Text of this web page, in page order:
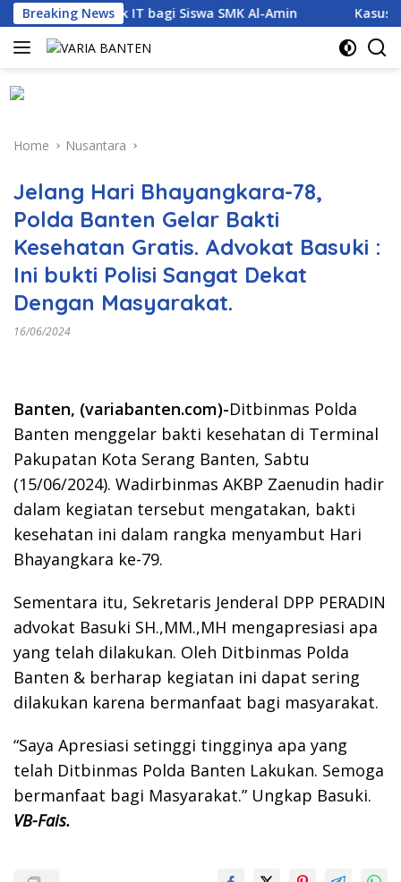
Skip
to
content
Breaking News
Proyek IT bagi Siswa SMK Al-Amin Kasus
Home Nusantara
Jelang Hari Bhayangkara-78,
Polda Banten Gelar Bakti
Kesehatan Gratis. Advokat Basuki :
Ini bukti Polisi Sangat Dekat
Dengan Masyarakat.
16/06/2024
Banten, (variabanten.com)-Ditbinmas Polda
Banten menggelar bakti kesehatan di Terminal
Pakupatan Kota Serang Banten, Sabtu
(15/06/2024). Wadirbinmas AKBP Zaenudin hadir
dalam kegiatan tersebut mengatakan, bakti
kesehatan ini dalam rangka menyambut Hari
Bhayangkara ke-79.
Sementara itu, Sekretaris Jenderal DPP PERADIN
advokat Basuki SH.,MM.,MH mengapresiasi apa
yang telah dilakukan. Oleh Ditbinmas Polda
Banten & berharap kegiatan ini dapat sering
dilakukan karena bermanfaat bagi masyarakat.
“Saya Apresiasi setinggi tingginya apa yang
telah Ditbinmas Polda Banten Lakukan. Semoga
bermanfaat bagi Masyarakat.” Ungkap Basuki.
VB-Fais.